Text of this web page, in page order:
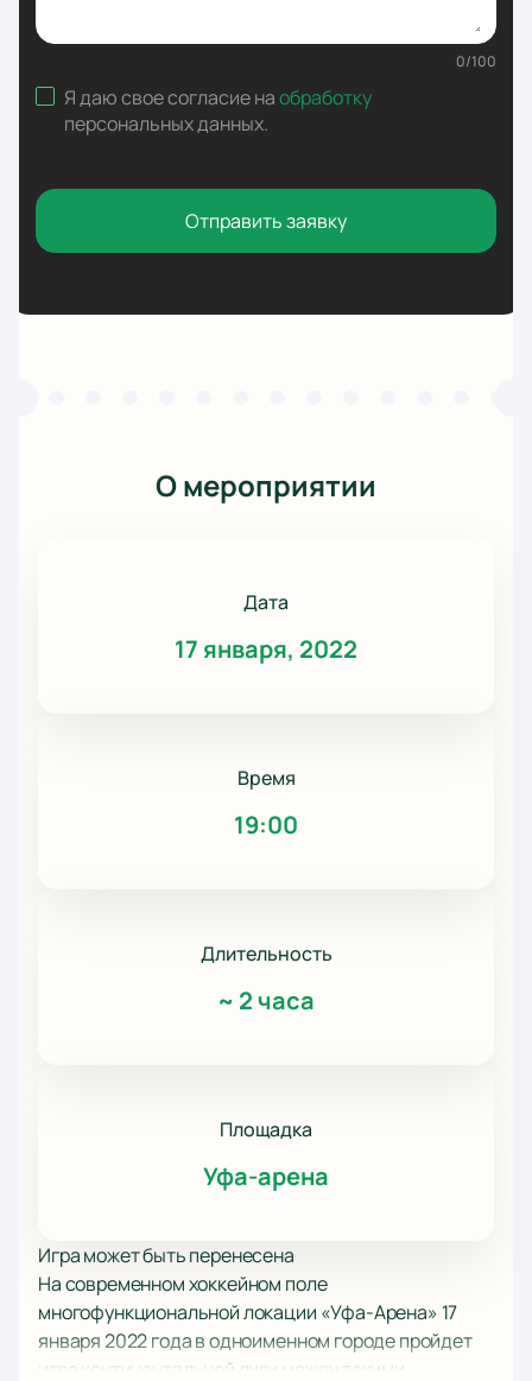
0/100
Я даю свое согласие наобработку
персональных данных.
Отправить заявку
О мероприятии
Дата
17 января, 2022
Время
19:00
Длительность
~ 2 часа
Площадка
Уфа-арена
Игра может быть перенесена
На современном хоккейном поле
многофункциональной локации «Уфа-Арена» 17
января 2022 года в одноименном городе пройдет
игра континентальной лиги между такими